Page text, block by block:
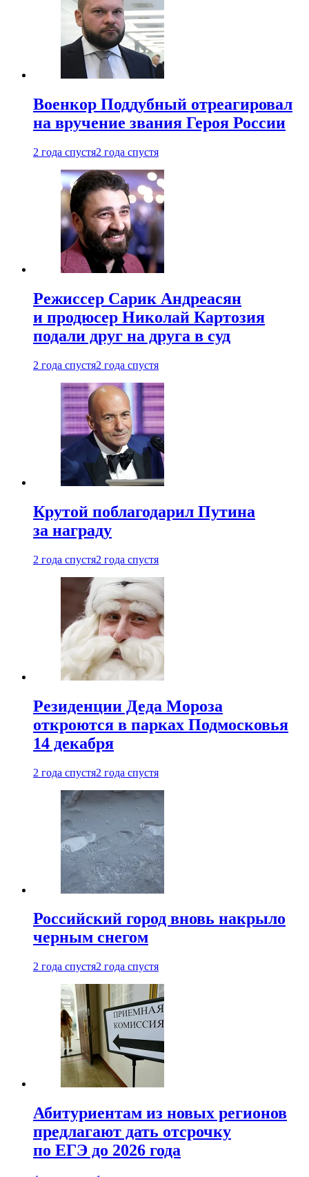
Военкор Поддубный отреагировал
на вручение звания Героя России
2 года спустя2 года спустя
Режиссер Сарик Андреасян
и продюсер Николай Картозия
подали друг на друга в суд
2 года спустя2 года спустя
Крутой поблагодарил Путина
за награду
2 года спустя2 года спустя
Резиденции Деда Мороза
откроются в парках Подмосковья
14 декабря
2 года спустя2 года спустя
Российский город вновь накрыло
черным снегом
2 года спустя2 года спустя
Абитуриентам из новых регионов
предлагают дать отсрочку
по ЕГЭ до 2026 года